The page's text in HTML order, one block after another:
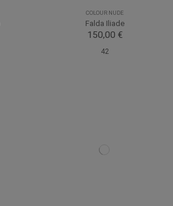
COLOUR NUDE
Falda Iliade
150,00 €
42